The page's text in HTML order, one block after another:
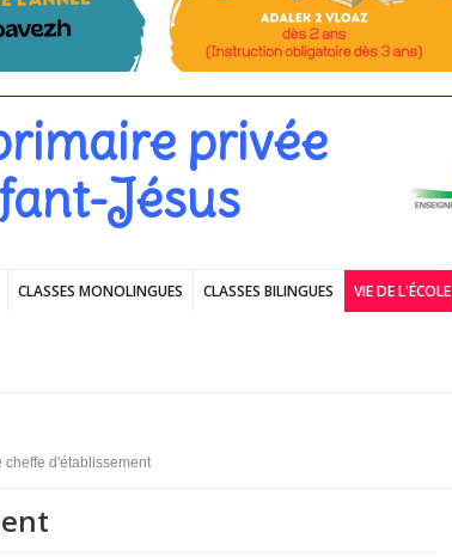
privée
Jésus
CLASSES MONOLINGUES CLASSES BILINGUES VIE DE L'ÉCOLE
cheffe d'établissement